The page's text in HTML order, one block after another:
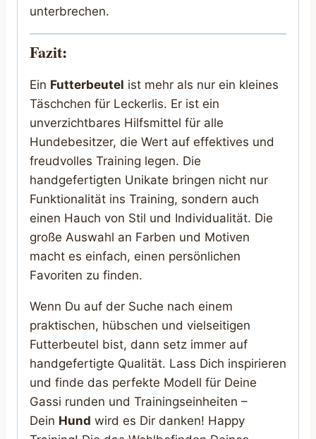
unterbrechen.
Fazit:
Ein Futterbeutel ist mehr als nur ein kleines
Täschchen für Leckerlis. Er ist ein
unverzichtbares Hilfsmittel für alle
Hundebesitzer, die Wert auf effektives und
freudvolles Training legen. Die
handgefertigten Unikate bringen nicht nur
Funktionalität ins Training, sondern auch
einen Hauch von Stil und Individualität. Die
große Auswahl an Farben und Motiven
macht es einfach, einen persönlichen
Favoriten zu finden.
Wenn Du auf der Suche nach einem
praktischen, hübschen und vielseitigen
Futterbeutel bist, dann setz immer auf
handgefertigte Qualität. Lass Dich inspirieren
und finde das perfekte Modell für Deine
Gassi runden und Trainingseinheiten –
Dein Hund wird es Dir danken! Happy